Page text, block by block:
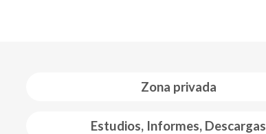
Zona privada
Estudios, Informes, Descargas